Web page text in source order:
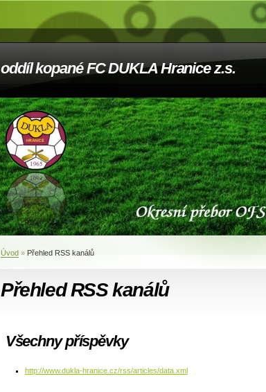
oddíl kopané FC DUKLA Hranice z.s.
Úvod » Přehled RSS kanálů
Přehled RSS kanálů
Všechny příspěvky
http://www.dukla-hranice.cz/rss/articles/data.xml